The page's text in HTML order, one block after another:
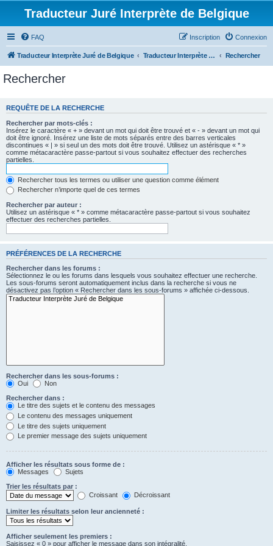
Traducteur Juré Interprète de Belgique
FAQ Connexion
Inscription
Traducteur Interprète Juré de Belgique Traducteur Interprète Juré de Belgique Rechercher
Rechercher
REQUÊTE DE LA RECHERCHE
Rechercher par mots-clés :
Insérez le caractère « + » devant un mot qui doit être trouvé et « - » devant un mot qui
doit être ignoré. Insérez une liste de mots séparés entre des barres verticales
discontinues « | » si seul un des mots doit être trouvé. Utilisez un astérisque « * »
comme métacaractère passe-partout si vous souhaitez effectuer des recherches
partielles.
Rechercher tous les termes ou utiliser une question comme élément
Rechercher n’importe quel de ces termes
Rechercher par auteur :
Utilisez un astérisque « * » comme métacaractère passe-partout si vous souhaitez
effectuer des recherches partielles.
PRÉFÉRENCES DE LA RECHERCHE
Rechercher dans les forums :
Sélectionnez le ou les forums dans lesquels vous souhaitez effectuer une recherche.
Les sous-forums seront automatiquement inclus dans la recherche si vous ne
désactivez pas l’option « Rechercher dans les sous-forums » affichée ci-dessous.
Rechercher dans les sous-forums :
Oui
Non
Rechercher dans :
Le titre des sujets et le contenu des messages
Le contenu des messages uniquement
Le titre des sujets uniquement
Le premier message des sujets uniquement
Afficher les résultats sous forme de :
Messages
Sujets
Trier les résultats par :
Croissant
Décroissant
Limiter les résultats selon leur ancienneté :
Afficher seulement les premiers :
Saisissez « 0 » pour afficher le message dans son intégralité.